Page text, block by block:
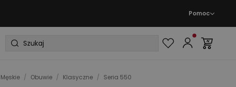
Pomoc
Męskie / Obuwie / Klasyczne / Seria 550